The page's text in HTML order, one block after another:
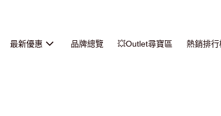
最新優惠 品牌總覽 💥Outlet尋寶區 熱銷排行